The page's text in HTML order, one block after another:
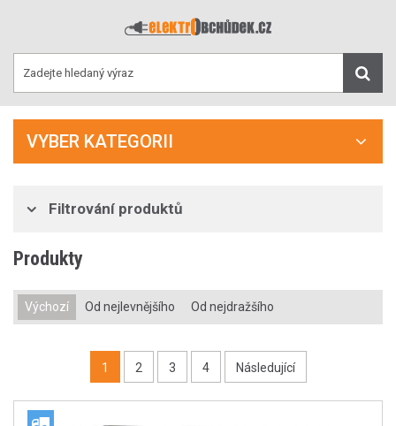
VYBER KATEGORII
Filtrování produktů
Produkty
Výchozí Od nejlevnějšího Od nejdražšího
1 2 3 4 Následující